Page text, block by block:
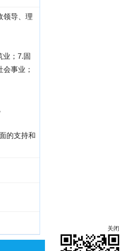
领导、理
业；7.固
事业；
的支持和
关闭